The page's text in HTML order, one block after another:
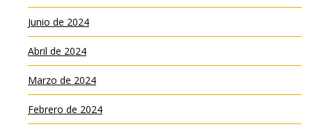
Junio de 2024
Abril de 2024
Marzo de 2024
Febrero de 2024